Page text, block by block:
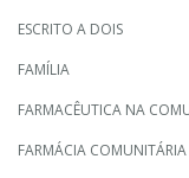
ESCRITO A DOIS
FAMÍLIA
FARMACÊUTICA NA
FARMÁCIA COMUNITÁRIA